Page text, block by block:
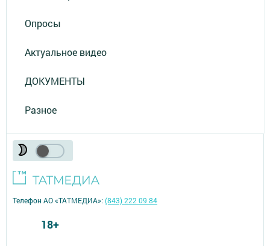
Опросы
Актуальное видео
ДОКУМЕНТЫ
Разное
Телефон АО «ТАТМЕДИА»:(843) 222 09 84
18+